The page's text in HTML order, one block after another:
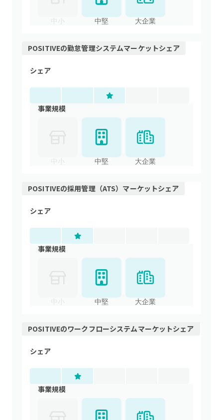
中堅 大企業
POSITIVEの勤怠管理システムマーケットシェア
シェア
事業規模
中堅 大企業
POSITIVEの採用管理（ATS） マーケットシェア
シェア
事業規模
中堅 大企業
POSITIVEのワークフローシステムマーケットシェア
シェア
事業規模